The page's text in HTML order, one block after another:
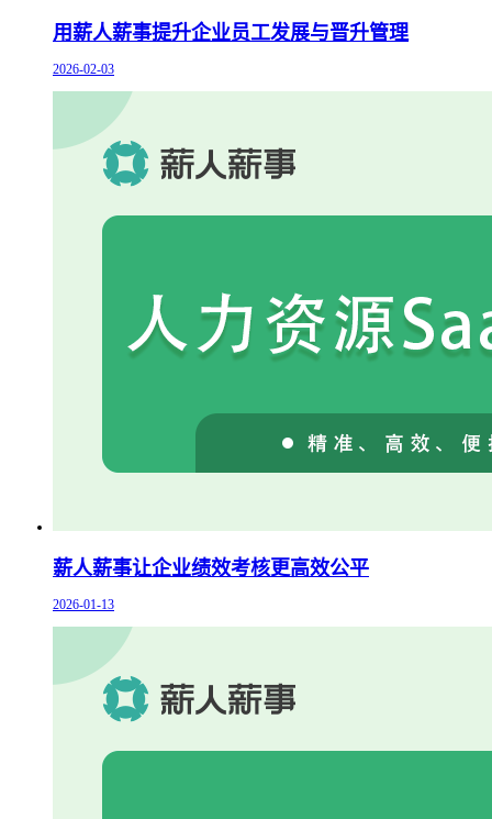
用薪人薪事提升企业员工发展与晋升管理
2026-02-03
薪人薪事让企业绩效考核更高效公平
2026-01-13